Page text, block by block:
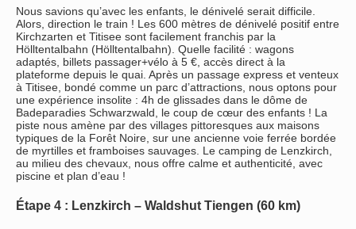
Nous savions qu’avec les enfants, le dénivelé serait difficile.
Alors, direction le train ! Les 600 mètres de dénivelé positif entre
Kirchzarten et Titisee sont facilement franchis par la
Hölltentalbahn (Hölltentalbahn). Quelle facilité : wagons
adaptés, billets passager+vélo à 5 €, accès direct à la
plateforme depuis le quai. Après un passage express et venteux
à Titisee, bondé comme un parc d’attractions, nous optons pour
une expérience insolite : 4h de glissades dans le dôme de
Badeparadies Schwarzwald, le coup de cœur des enfants ! La
piste nous amène par des villages pittoresques aux maisons
typiques de la Forêt Noire, sur une ancienne voie ferrée bordée
de myrtilles et framboises sauvages. Le camping de Lenzkirch,
au milieu des chevaux, nous offre calme et authenticité, avec
piscine et plan d’eau !
Étape 4 : Lenzkirch – Waldshut Tiengen (60 km)